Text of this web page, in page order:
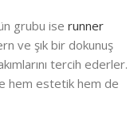
grubu ise runner
ve şık bir dokunuş
tercih ederler.
hem estetik hem de